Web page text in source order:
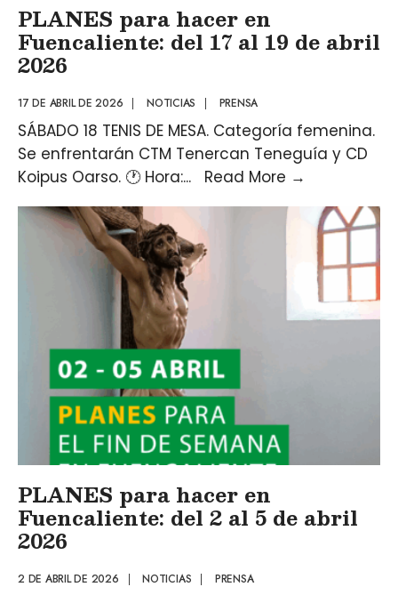
PLANES para hacer en
Fuencaliente: del 17 al 19 de abril
2026
17 DE ABRIL DE 2026 | NOTICIAS | PRENSA
SÁBADO 18 TENIS DE MESA. Categoría femenina.
Se enfrentarán CTM Tenercan Teneguía y CD
Koipus Oarso. 🕐 Hora:... Read More →
PLANES para hacer en
Fuencaliente: del 2 al 5 de abril
2026
2 DE ABRIL DE 2026 | NOTICIAS | PRENSA